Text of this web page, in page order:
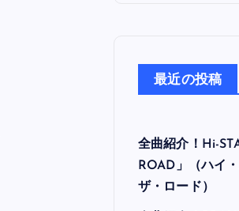
最近の投稿
全曲紹介！Hi-
ROAD」（ハイ
ザ・ロード）